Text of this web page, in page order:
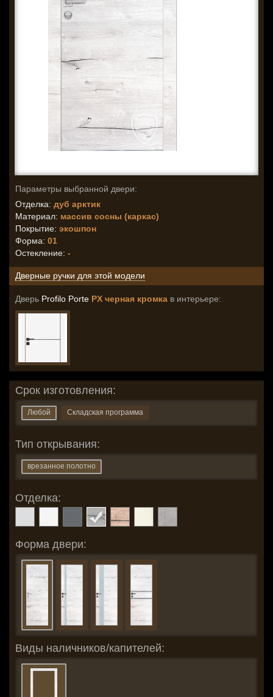
Параметры выбранной двери:
Отделка: дуб арктик
Материал: массив сосны (каркас)
Покрытие: экошпон
Форма: 01
Остекление: -
Дверные ручки для этой модели
Дверь Profilo Porte PX черная кромка в интерьере:
Срок изготовления:
Любой Складская программа
Тип открывания:
врезанное полотно
Отделка:
Форма двери:
Виды наличников/капителей: